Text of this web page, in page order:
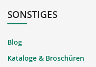
SONSTIGES
Blog
Kataloge & Broschüren